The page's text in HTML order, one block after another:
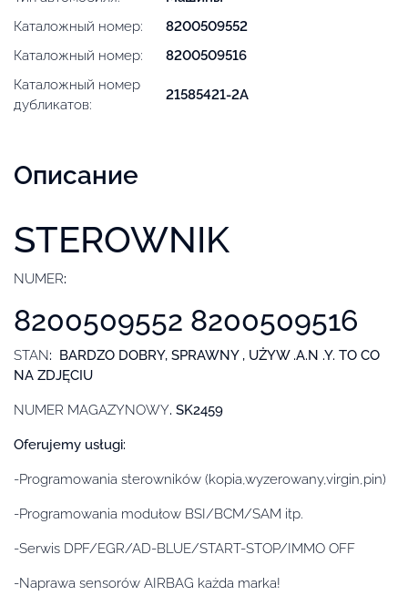
Каталожный номер:
8200509552
Каталожный номер:
8200509516
Каталожный номер
дубликатов:
21585421-2A
Описание
STEROWNIK
NUMER:
8200509552 8200509516
STAN: BARDZO DOBRY, SPRAWNY , UŻYW .A.N .Y. TO CO
NA ZDJĘCIU
NUMER MAGAZYNOWY. SK2459
Oferujemy usługi:
-Programowania sterowników (kopia,wyzerowany,virgin,pin)
-Programowania modułow BSI/BCM/SAM itp.
-Serwis DPF/EGR/AD-BLUE/START-STOP/IMMO OFF
-Naprawa sensorów AIRBAG każda marka!